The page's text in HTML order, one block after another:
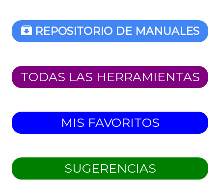
REPOSITORIO DE MANUALES
TODAS LAS HERRAMIENTAS
MIS FAVORITOS
SUGERENCIAS